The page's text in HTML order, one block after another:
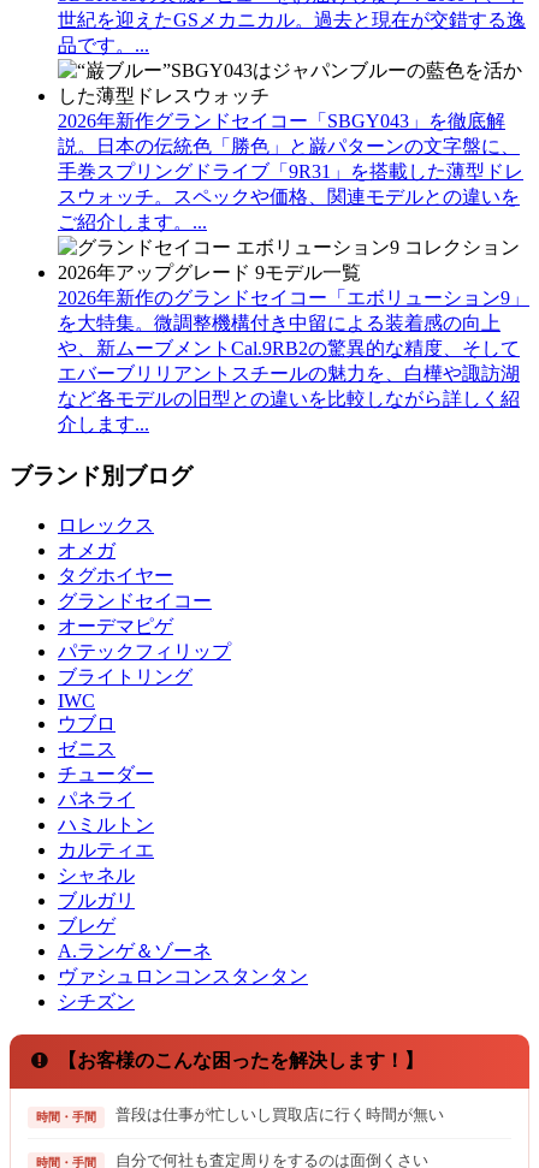
世紀を迎えたGSメカニカル。過去と現在が交錯する逸
品です。...
2026年新作グランドセイコー「SBGY043」を徹底解
説。日本の伝統色「勝色」と巌パターンの文字盤に、
手巻スプリングドライブ「9R31」を搭載した薄型ドレ
スウォッチ。スペックや価格、関連モデルとの違いを
ご紹介します。...
2026年新作のグランドセイコー「エボリューション9」
を大特集。微調整機構付き中留による装着感の向上
や、新ムーブメントCal.9RB2の驚異的な精度、そして
エバーブリリアントスチールの魅力を、白樺や諏訪湖
など各モデルの旧型との違いを比較しながら詳しく紹
介します...
ブランド別ブログ
ロレックス
オメガ
タグホイヤー
グランドセイコー
オーデマピゲ
パテックフィリップ
ブライトリング
IWC
ウブロ
ゼニス
チューダー
パネライ
ハミルトン
カルティエ
シャネル
ブルガリ
ブレゲ
A.ランゲ＆ゾーネ
ヴァシュロンコンスタンタン
シチズン
【お客様のこんな困ったを解決します！】
時間・手間 普段は仕事が忙しいし買取店に行く時間が無い
時間・手間 自分で何社も査定周りをするのは面倒くさい